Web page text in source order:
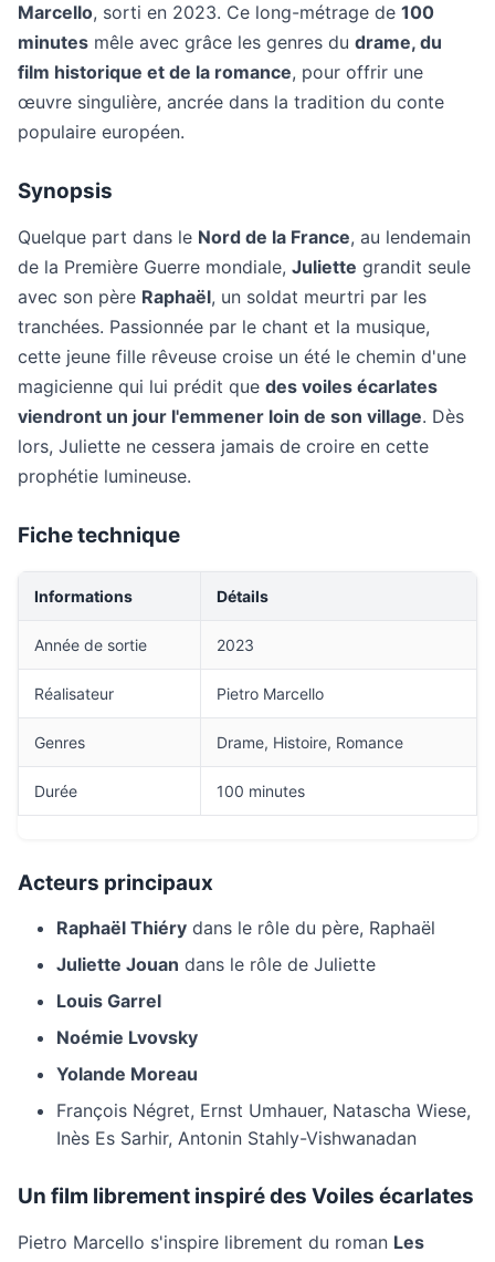
Marcello, sorti en 2023. Ce long-métrage de 100
minutes mêle avec grâce les genres du drame, du
film historique et de la romance, pour offrir une
œuvre singulière, ancrée dans la tradition du conte
populaire européen.
Synopsis
Quelque part dans le Nord de la France, au lendemain
de la Première Guerre mondiale, Juliette grandit seule
avec son père Raphaël, un soldat meurtri par les
tranchées. Passionnée par le chant et la musique,
cette jeune fille rêveuse croise un été le chemin d'une
magicienne qui lui prédit que des voiles écarlates
viendront un jour l'emmener loin de son village. Dès
lors, Juliette ne cessera jamais de croire en cette
prophétie lumineuse.
Fiche technique
Informations Détails
Année de sortie 2023
Réalisateur Pietro Marcello
Genres Drame, Histoire, Romance
Durée 100 minutes
Acteurs principaux
Raphaël Thiéry dans le rôle du père, Raphaël
Juliette Jouan dans le rôle de Juliette
Louis Garrel
Noémie Lvovsky
Yolande Moreau
François Négret, Ernst Umhauer, Natascha Wiese,
Inès Es Sarhir, Antonin Stahly-Vishwanadan
Un film librement inspiré des Voiles écarlates
Pietro Marcello s'inspire librement du roman Les